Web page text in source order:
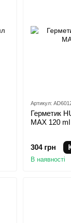
Артикул:
Герметик
MAX 120 ml
304 грн
В наявності